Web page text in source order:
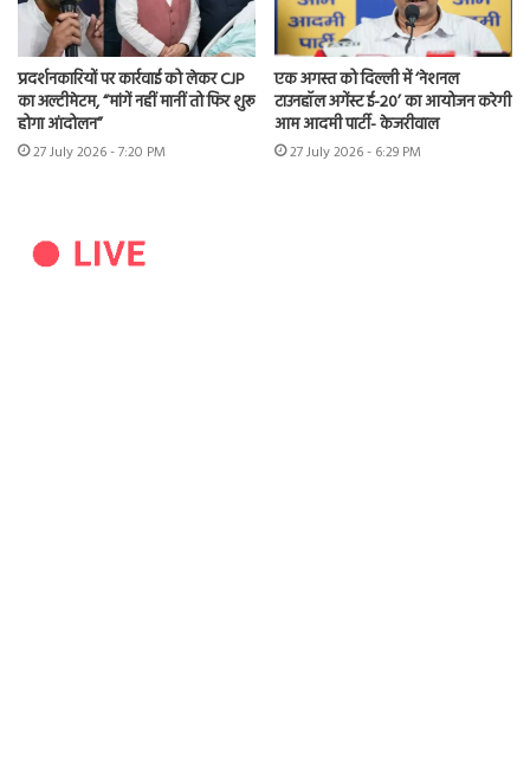
प्रदर्शनकारियों पर कार्रवाई को लेकर CJP
का अल्टीमेटम, “मांगें नहीं मानीं तो फिर शुरू
होगा आंदोलन”
27 July 2026 - 7:20 PM
एक अगस्त को दिल्ली में ‘नेशनल
टाउनहॉल अगेंस्ट ई-20’ का आयोजन करेगी
आम आदमी पार्टी- केजरीवाल
27 July 2026 - 6:29 PM